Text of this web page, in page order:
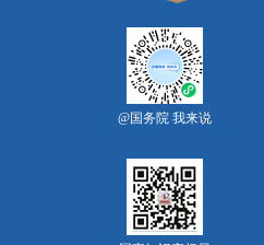
@国务院 我来说